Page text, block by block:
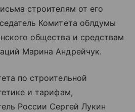
строителям от его
Комитета облдумы
общества и средствам
Марина Андрейчук.
по строительной
и тарифам,
России Сергей Лукин